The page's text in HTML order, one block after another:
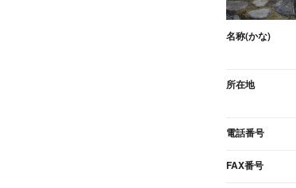
名称(かな)
所在地
電話番号
FAX番号